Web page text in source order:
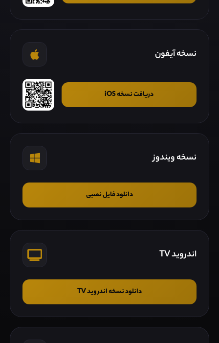
نسخه آیفون
دریافت نسخه iOS
نسخه ویندوز
دانلود فایل نصبی
اندروید TV
دانلود نسخه اندروید TV